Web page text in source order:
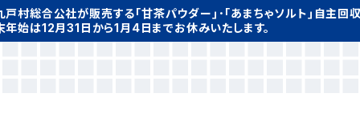
戸村総合公社が販売する｢甘茶パウダー｣･｢あまちゃソルト｣自主回
年始は12月31日から1月4日までお休みいたします。